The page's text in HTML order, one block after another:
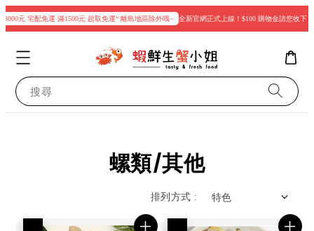
元 宅配免運 滿1500元 超取免運“ 離島地區除外哦~ 全新官網正式上線！$100 購物金請您收下
搜尋
螺類/其他
排列方式 :